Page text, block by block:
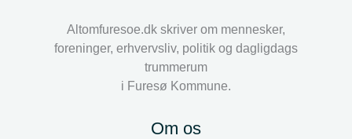
Altomfuresoe.dk skriver om mennesker,
foreninger, erhvervsliv, politik og dagligdags
trummerum
i Furesø Kommune.
Om os